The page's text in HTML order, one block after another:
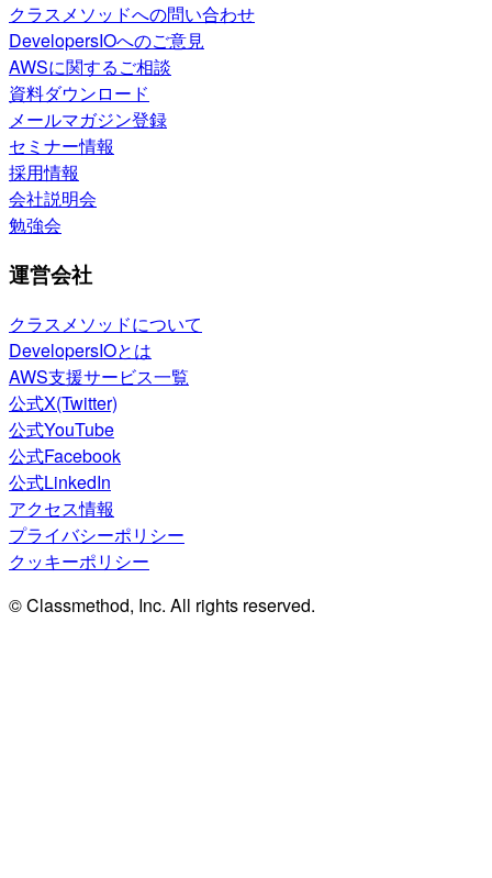
クラスメソッドへの問い合わせ
DevelopersIOへのご意見
AWSに関するご相談
資料ダウンロード
メールマガジン登録
セミナー情報
採用情報
会社説明会
勉強会
運営会社
クラスメソッドについて
DevelopersIOとは
AWS支援サービス一覧
公式X(Twitter)
公式YouTube
公式Facebook
公式LinkedIn
アクセス情報
プライバシーポリシー
クッキーポリシー
© Classmethod, Inc. All rights reserved.